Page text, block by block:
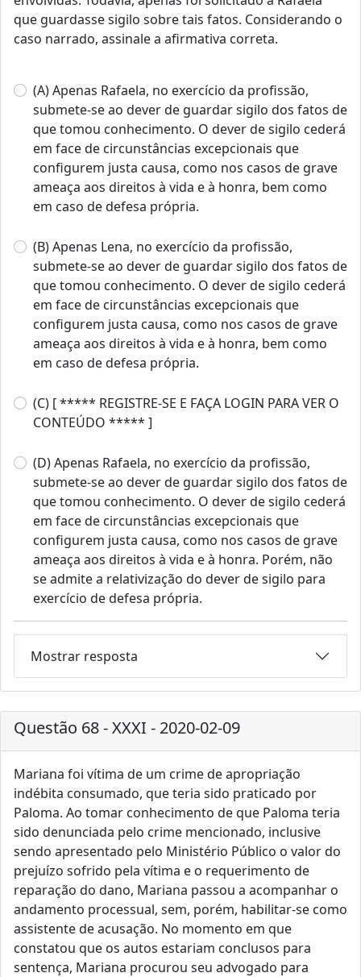
que guardasse sigilo sobre tais fatos. Considerando o
caso narrado, assinale a afirmativa correta.
(A) Apenas Rafaela, no exercício da profissão,
submete-se ao dever de guardar sigilo dos fatos de
que tomou conhecimento. O dever de sigilo cederá
em face de circunstâncias excepcionais que
configurem justa causa, como nos casos de grave
ameaça aos direitos à vida e à honra, bem como
em caso de defesa própria.
(B) Apenas Lena, no exercício da profissão,
submete-se ao dever de guardar sigilo dos fatos de
que tomou conhecimento. O dever de sigilo cederá
em face de circunstâncias excepcionais que
configurem justa causa, como nos casos de grave
ameaça aos direitos à vida e à honra, bem como
em caso de defesa própria.
(C) [ ***** REGISTRE-SE E FAÇA LOGIN PARA VER O
CONTEÚDO ***** ]
(D) Apenas Rafaela, no exercício da profissão,
submete-se ao dever de guardar sigilo dos fatos de
que tomou conhecimento. O dever de sigilo cederá
em face de circunstâncias excepcionais que
configurem justa causa, como nos casos de grave
ameaça aos direitos à vida e à honra. Porém, não
se admite a relativização do dever de sigilo para
exercício de defesa própria.
Mostrar resposta
Questão 68 - XXXI - 2020-02-09
Mariana foi vítima de um crime de apropriação
indébita consumado, que teria sido praticado por
Paloma. Ao tomar conhecimento de que Paloma teria
sido denunciada pelo crime mencionado, inclusive
sendo apresentado pelo Ministério Público o valor do
prejuízo sofrido pela vítima e o requerimento de
reparação do dano, Mariana passou a acompanhar o
andamento processual, sem, porém, habilitar-se como
assistente de acusação. No momento em que
constatou que os autos estariam conclusos para
sentença, Mariana procurou seu advogado para